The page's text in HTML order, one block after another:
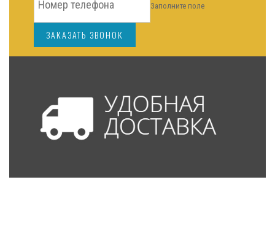
Заполните поле
ЗАКАЗАТЬ ЗВОНОК